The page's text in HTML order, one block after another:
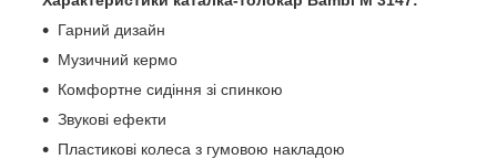
Гарний дизайн
Музичний кермо
Комфортне сидіння зі спинкою
Звукові ефекти
Пластикові колеса з гумовою накладою